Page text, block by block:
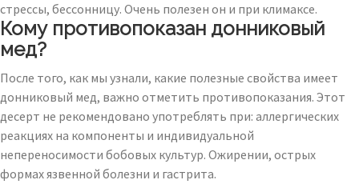
стрессы, бессонницу. Очень полезен он и при климаксе.
Кому противопоказан донниковый
мед?
После того, как мы узнали, какие полезные свойства имеет
донниковый мед, важно отметить противопоказания. Этот
десерт не рекомендовано употреблять при: аллергических
реакциях на компоненты и индивидуальной
непереносимости бобовых культур. Ожирении, острых
формах язвенной болезни и гастрита.